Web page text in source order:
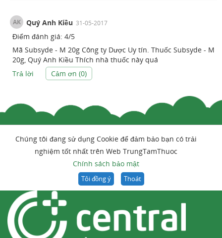
AK Quý Anh Kiều 31-05-2017
Điểm đánh giá: 4/5
Mã Subsyde - M 20g Công ty Dược Uy tín. Thuốc Subsyde - M
20g, Quý Anh Kiều Thích nhà thuốc này quá
Trả lời
Cảm ơn (0)
Chúng tôi đang sử dụng Cookie để đảm bảo bạn có trải
nghiệm tốt nhất trên Web TrungTamThuoc
Chính sách bảo mật
Tôi đồng ý Thoát